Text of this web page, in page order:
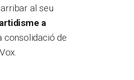
al seu
a
consolidació de